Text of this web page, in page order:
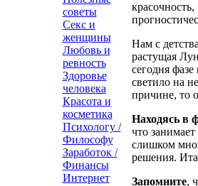
советы
Секс и
женщины
Любовь и
ревность
Здоровье
человека
Красота и
косметика
Психологу /
Философу
Заработок /
Финансы
Интернет
Нам с
растущая
сегодня
светило на
причине, то
Находясь в
что
слишком
решения.
Запомните,